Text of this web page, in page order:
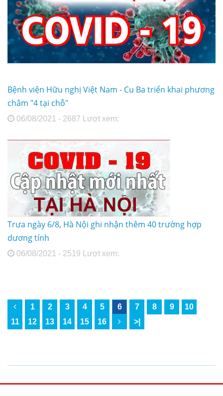
Bệnh viện Hữu nghị Việt Nam - Cu Ba triển khai phương
châm "4 tại chỗ"
06/08/2021 - 2687 Lượt xem:
Trưa ngày 6/8, Hà Nội ghi nhận thêm 40 trường hợp
dương tính
06/08/2021 - 2519 Lượt xem:
1 2 3 4 5 6 7 8 9
10
11
12 13 14 15 16 >|